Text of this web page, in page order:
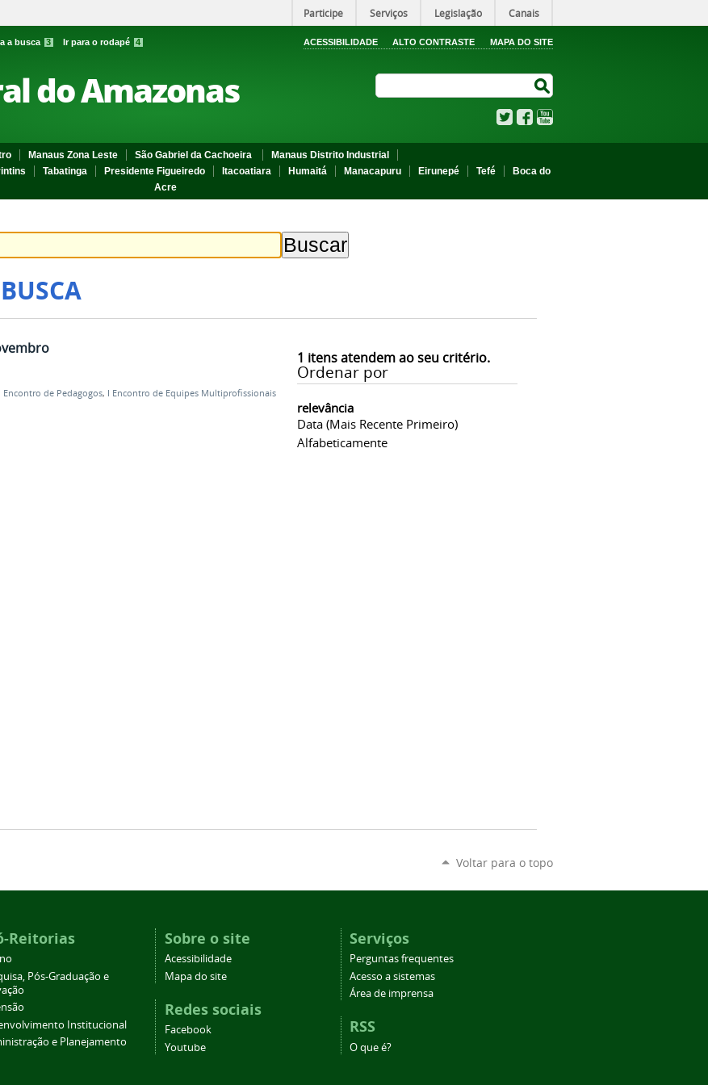
Participe Serviços Legislação Canais
a busca 3 Ir para o rodapé 4 ACESSIBILIDADE ALTO CONTRASTE MAPA DO SITE
do Amazonas
TwitterFacebook
Manaus Zona Leste São Gabriel da Cachoeira
Manaus Distrito Industrial
Tabatinga Presidente Figueiredo Itacoatiara Humaitá Manacapuru Eirunepé Tefé
Boca do
Acre
1 itens atendem ao seu critério.
Ordenar por
relevância
Data (mais Recente Primeiro)
Alfabeticamente
I Encontro de Pedagogos, I Encontro de Equipes Multiprofissionais
Voltar para o topo
Reitorias
Pós-Graduação e
Institucional
e Planejamento
Sobre o site
Acessibilidade
Mapa do site
Redes sociais
Facebook
Youtube
Serviços
Perguntas frequentes
Acesso a sistemas
Área de imprensa
RSS
O que é?